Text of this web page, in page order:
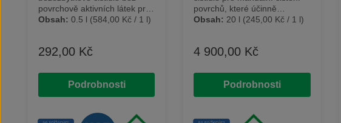
povrchově aktivních látek pro
povrchy, které je třeba čistit
pro použití před lakováním,
nanášením nátěru.
Jednoduše lze vyčistit zvláště
sklo, kovy nebo lakované
prstů, prach nebo čerstvé
Obsah: 0.5 l (584,00 Kč / 1 l)
Běžná cena:
292,00 Kč
Podrobnosti
povrchů, které účinně
odstraňuje mastnotu, olej,
oceli a nerezu. Čistidlo je
Ideální v kombinaci s
opětovně plnitelnou hliníkovou
lahvičkou AIR FORCE. Je bez
Jeho použití je bezpečné,
Obsah: 20 l (245,00 Kč / 1 l)
Běžná cena:
4 900,00 Kč
Podrobnosti